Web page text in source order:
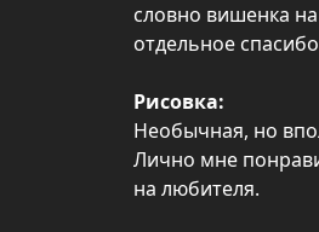
словно вишенка
отдельное
Рисовка:
Необычная, но
Лично мне
на любителя.